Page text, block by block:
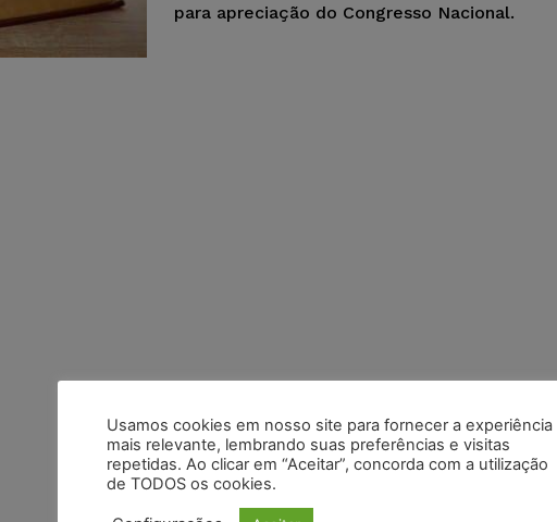
para apreciação do Congresso Nacional.
Usamos cookies em nosso site para fornecer a experiência
mais relevante, lembrando suas preferências e visitas
repetidas. Ao clicar em “Aceitar”, concorda com a utilização
de TODOS os cookies.